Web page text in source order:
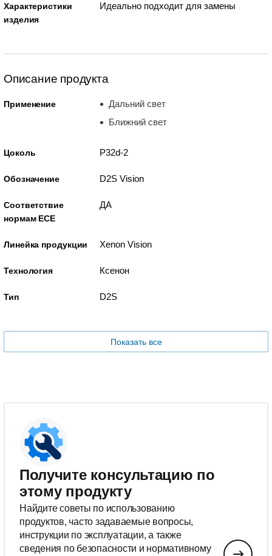
Характеристики
изделия
Идеально подходит для замены
Описание продукта
Применение
Дальний свет
Ближний свет
Цоколь P32d-2
Обозначение D2S Vision
Соответствие
нормам ECE
ДА
Линейка продукции Xenon Vision
Технология Ксенон
Тип D2S
Показать все
Получите консультацию по
этому продукту
Найдите советы по использованию
продуктов, часто задаваемые вопросы,
инструкции по эксплуатации, а также
сведения по безопасности и нормативному